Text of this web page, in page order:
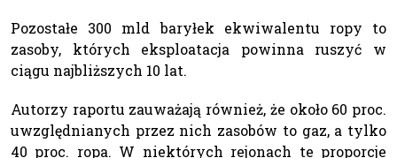
Pozostałe 300 mld baryłek ekwiwalentu ropy to
zasoby, których eksploatacja powinna ruszyć w
ciągu najbliższych 10 lat.
Autorzy raportu zauważają również, że około 60 proc.
uwzględnianych przez nich zasobów to gaz, a tylko
40 proc. ropa. W niektórych rejonach te proporcje